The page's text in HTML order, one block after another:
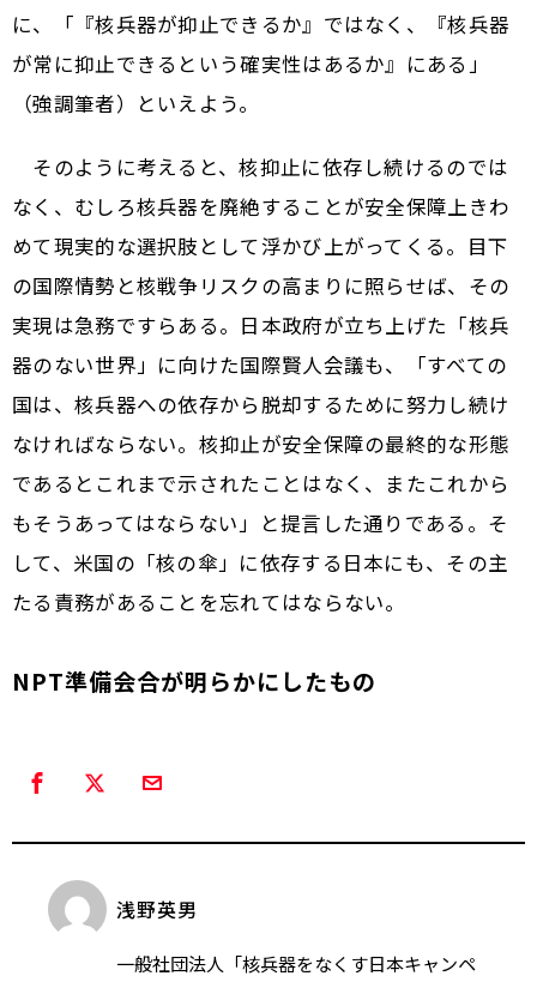
に、「『核兵器が抑止できるか』ではなく、『核兵器
が常に抑止できるという確実性はあるか』にある」
（強調筆者）といえよう。
そのように考えると、核抑止に依存し続けるのでは
なく、むしろ核兵器を廃絶することが安全保障上きわ
めて現実的な選択肢として浮かび上がってくる。目下
の国際情勢と核戦争リスクの高まりに照らせば、その
実現は急務ですらある。日本政府が立ち上げた「核兵
器のない世界」に向けた国際賢人会議も、「すべての
国は、核兵器への依存から脱却するために努力し続け
なければならない。核抑止が安全保障の最終的な形態
であるとこれまで示されたことはなく、またこれから
もそうあってはならない」と提言した通りである。そ
して、米国の「核の傘」に依存する日本にも、その主
たる責務があることを忘れてはならない。
NPT準備会合が明らかにしたもの
浅野英男
一般社団法人「核兵器をなくす日本キャンペ